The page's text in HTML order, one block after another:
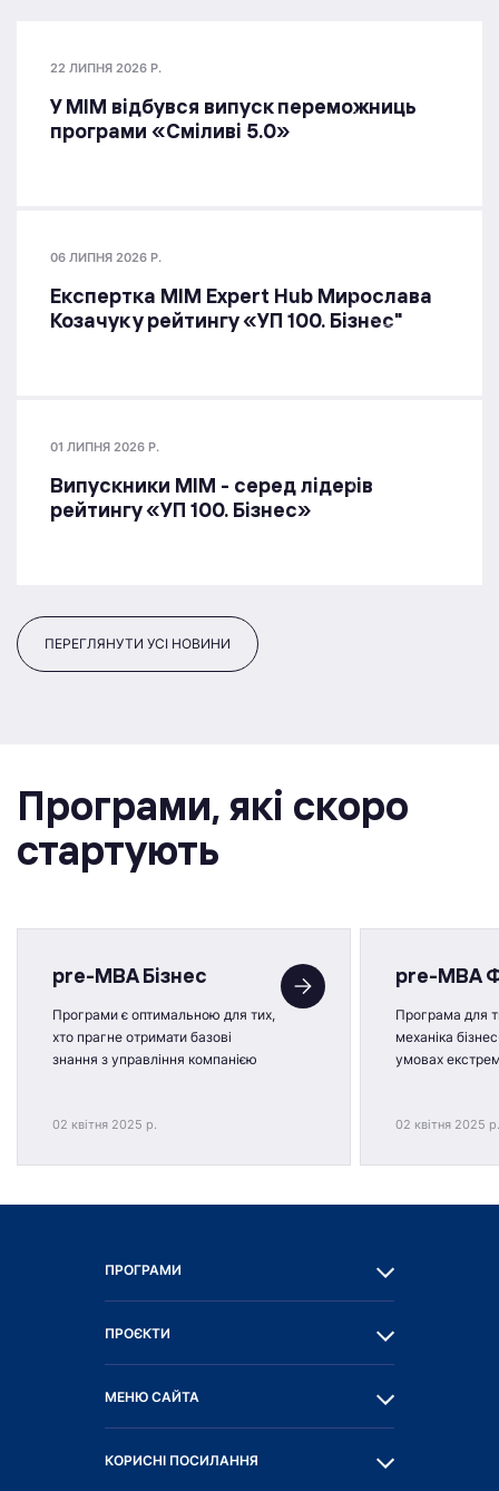
22 ЛИПНЯ 2026 Р.
У МІМ відбувся випуск переможниць
програми «Сміливі 5.0»
06 ЛИПНЯ 2026 Р.
Експертка MIM Expert Hub Мирослава
Козачук у рейтингу «УП 100. Бізнес"
01 ЛИПНЯ 2026 Р.
Випускники МІМ - серед лідерів
рейтингу «УП 100. Бізнес»
ПЕРЕГЛЯНУТИ УСІ НОВИНИ
Програми, якi скоро
стартують
pre-MBA Бізнес
Програми є оптимальною для тих,
хто прагне отримати базові
знання з управління компанією
02 квітня 2025 р.
pre-MBA
Програма для
механіка
умовах
02 квітня 2025 р.
ПРОГРАМИ
ПРОЄКТИ
МЕНЮ САЙТА
КОРИСНІ ПОСИЛАННЯ